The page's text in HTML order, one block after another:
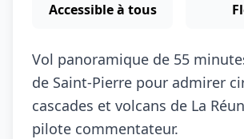
Accessible à tous
Vol panoramique de 55
de Saint‑Pierre pour admirer
cascades et volcans de La
pilote commentateur.